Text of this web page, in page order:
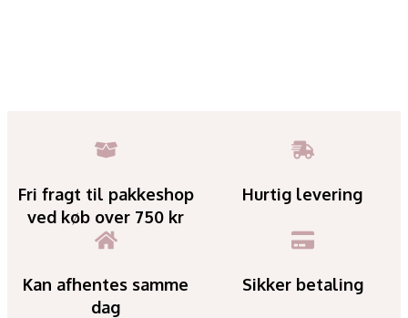
Fri fragt til pakkeshop
ved køb over 750 kr
Hurtig levering
Kan afhentes samme
dag
Sikker betaling